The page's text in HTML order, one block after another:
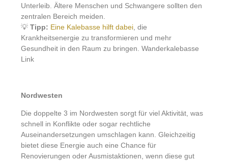
Unterleib. Ältere Menschen und Schwangere sollten den
zentralen Bereich meiden.
💡Tipp: Eine Kalebasse hilft dabei , die
Krankheitsenergie zu transformieren und mehr
Gesundheit in den Raum zu bringen. Wanderkalebasse
Link
Nordwesten
Die doppelte 3 im Nordwesten sorgt für viel Aktivität, was
schnell in Konflikte oder sogar rechtliche
Auseinandersetzungen umschlagen kann. Gleichzeitig
bietet diese Energie auch eine Chance für
Renovierungen oder Ausmistaktionen, wenn diese gut